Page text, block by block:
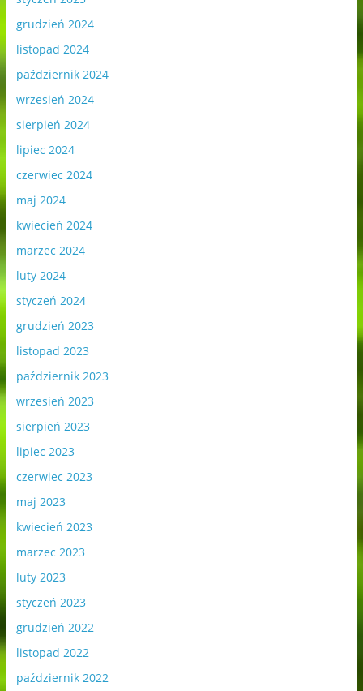
grudzień 2024
listopad 2024
październik 2024
wrzesień 2024
sierpień 2024
lipiec 2024
czerwiec 2024
maj 2024
kwiecień 2024
marzec 2024
luty 2024
styczeń 2024
grudzień 2023
listopad 2023
październik 2023
wrzesień 2023
sierpień 2023
lipiec 2023
czerwiec 2023
maj 2023
kwiecień 2023
marzec 2023
luty 2023
styczeń 2023
grudzień 2022
listopad 2022
październik 2022